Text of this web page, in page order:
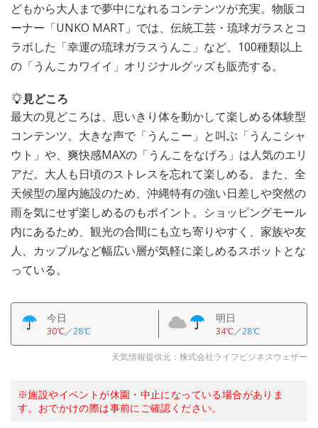
どもから大人まで夢中になれるコンテンツが充実。物販コ
ーナー「UNKO MART」では、伝統工芸・琉球ガラスとコ
ラボした「幸運の琉球ガラスうんこ」など、100種類以上
の「うんこカワイイ」オリジナルグッズも販売する。
見どころ
最大の見どころは、思いきり体を動かして楽しめる体験型
コンテンツ。大きな声で「うんこー」と叫ぶ「うんこシャ
ウト」や、爽快感MAXの「うんこをなげろ」は人気のエリ
アだ。大人も日頃のストレスを忘れて楽しめる。また、全
天候型の屋内施設のため、沖縄特有の強い日差しや突然の
雨を気にせず楽しめるのもポイント。ショッピングモール
内にあるため、観光の合間にも立ち寄りやすく、家族や友
人、カップルなど幅広い層が気軽に楽しめるスポットとな
っている。
今日
30℃／28℃
明日
34℃／28℃
天気情報提供元：株式会社ライフビジネスウェザー
※施設やイベントが休園・中止になっている場合がありま
す。おでかけの際は事前にご確認ください。